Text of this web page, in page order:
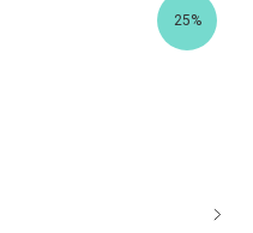
25%